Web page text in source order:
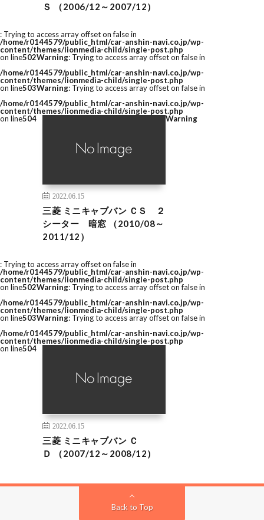
Ｓ （2006/12～2007/12）
: Trying to access array offset on false in
/home/r0144579/public_html/car-anshin-navi.co.jp/wp-
content/themes/lionmedia-child/single-post.php
on line502Warning: Trying to access array offset on false in
/home/r0144579/public_html/car-anshin-navi.co.jp/wp-
content/themes/lionmedia-child/single-post.php
on line503Warning: Trying to access array offset on false in
/home/r0144579/public_html/car-anshin-navi.co.jp/wp-
content/themes/lionmedia-child/single-post.php
on line504
2022.06.15
三菱 ミニキャブバン ＣＳ ２
シーター 暗窓 （2010/08～
2011/12）
Warning
: Trying to access array offset on false in
/home/r0144579/public_html/car-anshin-navi.co.jp/wp-
content/themes/lionmedia-child/single-post.php
on line502Warning: Trying to access array offset on false in
/home/r0144579/public_html/car-anshin-navi.co.jp/wp-
content/themes/lionmedia-child/single-post.php
on line503Warning: Trying to access array offset on false in
/home/r0144579/public_html/car-anshin-navi.co.jp/wp-
content/themes/lionmedia-child/single-post.php
on line504
2022.06.15
三菱 ミニキャブバン Ｃ
Ｄ （2007/12～2008/12）
Back to Top